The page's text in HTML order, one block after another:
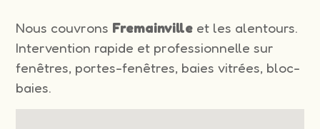
Nous couvrons Fremainville et les alentours.
Intervention rapide et professionnelle sur
fenêtres, portes-fenêtres, baies vitrées, bloc-
baies.